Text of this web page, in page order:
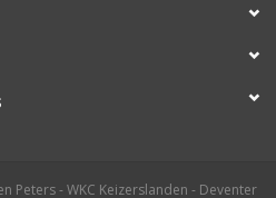
Peters - WKC Keizerslanden - Deventer